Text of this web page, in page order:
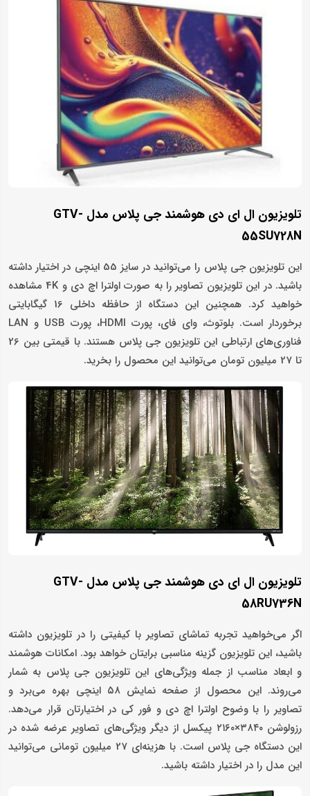
تلویزیون ال‌ ای‌ دی هوشمند جی پلاس مدل GTV-
55SU728N
این تلویزیون جی پلاس را می‌توانید در سایز 55 اینچی در اختیار داشته
باشید. در این تلویزیون تصاویر را به صورت اولترا اچ دی و 4K مشاهده
خواهید کرد. همچنین این دستگاه از حافظه داخلی 16 گیگابایتی
برخوردار است. بلوتوث، وای فای، پورت HDMI، پورت USB و LAN
فناوری‌های ارتباطی این تلویزیون جی پلاس هستند. با قیمتی بین 26
تا 27 میلیون تومان می‌توانید این محصول را بخرید.
تلویزیون ال‌ ای‌ دی هوشمند جی پلاس مدل GTV-
58RU736N
اگر می‌خواهید تجربه تماشای تصاویر با کیفیتی را در تلویزیون داشته
باشید، این تلویزیون گزینه مناسبی برایتان خواهد بود. امکانات هوشمند
و ابعاد مناسب از جمله ویژگی‌های این تلویزیون جی پلاس به شمار
می‌روند. این محصول از صفحه‌ نمایش ۵۸ اینچی بهره می‌برد و
تصاویر را با وضوح اولترا اچ دی و فور کی در اختیارتان قرار می‌دهد.
رزولوشن ۳۸۴۰×۲۱۶۰ پیکسل از دیگر ویژگی‌های تصاویر عرضه شده در
این دستگاه جی پلاس است. با هزینه‌ای 27 میلیون تومانی می‌توانید
این مدل را در اختیار داشته باشید.